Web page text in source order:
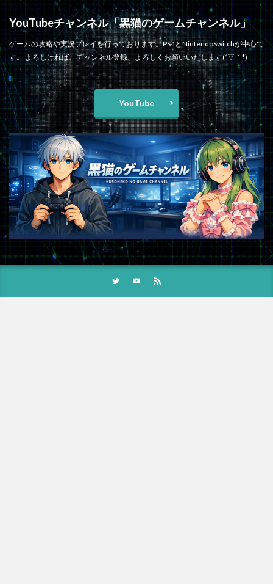
YouTubeチャンネル「黒猫のゲームチャンネル」
ゲームの攻略や実況プレイを行っております。PS4とNintendoSwitchが中心で
す。 よろしければ、チャンネル登録、よろしくお願いいたします(´▽｀*)
YouTube